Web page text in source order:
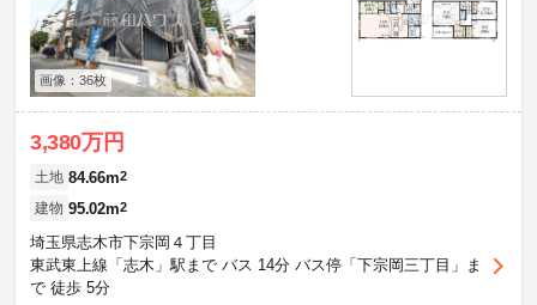
画像：36枚
3,380万円
土地 84.66m2
建物 95.02m2
埼玉県志木市下宗岡４丁目
東武東上線「志木」駅まで バス 14分 バス停「下宗岡三丁目」ま
で 徒歩 5分